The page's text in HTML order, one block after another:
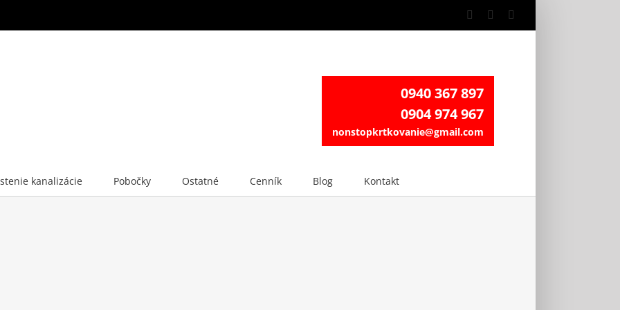
FacebookInstagram
0940 367 897
0904 974 967
nonstopkrtkovanie@gmail.com
kanalizácie Pobočky Ostatné Cenník Blog Kontakt